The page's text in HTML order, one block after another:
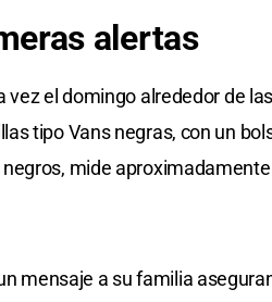
alertas
el domingo alrededor de
tipo Vans negras, con un
mide
mensaje a su familia